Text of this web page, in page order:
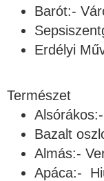
Barót:-
Erdélyi
Természet
Bazalt
Almás:-
Apáca:-